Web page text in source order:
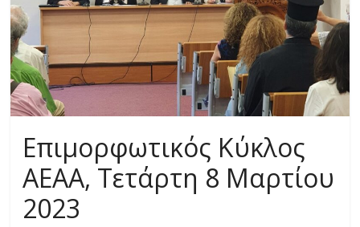
Επιμορφωτικός Κύκλος
ΑΕΑΑ, Τετάρτη 8 Μαρτίου
2023